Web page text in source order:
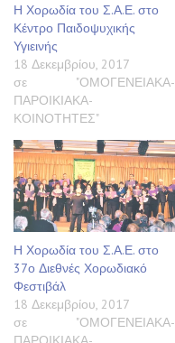
Η Χορωδία του Σ.Α.Ε. στο
Κέντρο Παιδοψυχικής
Υγιεινής
18 Δεκεμβρίου, 2017
σε "ΟΜΟΓΕΝΕΙΑΚΑ-
ΠΑΡΟΙΚΙΑΚΑ-
ΚΟΙΝΟΤΗΤΕΣ"
Η Χορωδία του Σ.Α.Ε. στο
37ο Διεθνές Χορωδιακό
Φεστιβάλ
18 Δεκεμβρίου, 2017
σε "ΟΜΟΓΕΝΕΙΑΚΑ-